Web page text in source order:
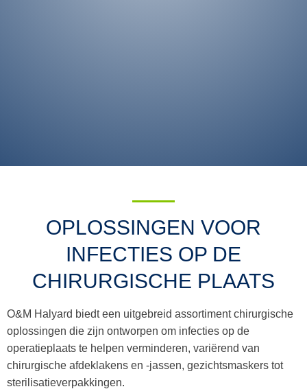
OPLOSSINGEN VOOR
INFECTIES OP DE
CHIRURGISCHE PLAATS
O&M Halyard biedt een uitgebreid assortiment chirurgische
oplossingen die zijn ontworpen om infecties op de
operatieplaats te helpen verminderen, variërend van
chirurgische afdeklakens en -jassen, gezichtsmaskers tot
sterilisatieverpakkingen.